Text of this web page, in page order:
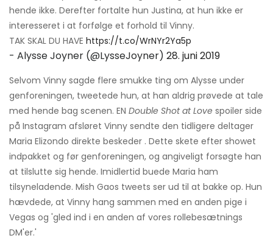
hende ikke. Derefter fortalte hun Justina, at hun ikke er
interesseret i at forfølge et forhold til Vinny.
TAK SKAL DU HAVE https://t.co/WrNYr2Ya5p
- Alysse Joyner (@LysseJoyner) 28. juni 2019
Selvom Vinny sagde flere smukke ting om Alysse under
genforeningen, tweetede hun, at han aldrig prøvede at tale
med hende bag scenen. EN Double Shot at Love spoiler side
på Instagram afsløret Vinny sendte den tidligere deltager
Maria Elizondo direkte beskeder . Dette skete efter showet
indpakket og før genforeningen, og angiveligt forsøgte han
at tilslutte sig hende. Imidlertid buede Maria ham
tilsyneladende. Mish Gaos tweets ser ud til at bakke op. Hun
hævdede, at Vinny hang sammen med en anden pige i
Vegas og 'gled ind i en anden af ​​vores rollebesætnings
DM'er.'